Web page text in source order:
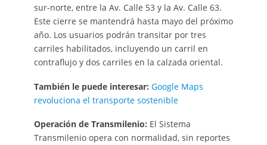
sur-norte, entre la Av. Calle 53 y la Av. Calle 63.
Este cierre se mantendrá hasta mayo del próximo
año. Los usuarios podrán transitar por tres
carriles habilitados, incluyendo un carril en
contraflujo y dos carriles en la calzada oriental.
También le puede interesar: Google Maps
revoluciona el transporte sostenible
Operación de Transmilenio: El Sistema
Transmilenio opera con normalidad, sin reportes